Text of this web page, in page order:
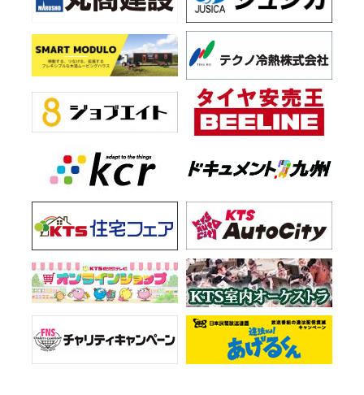
昆虫ナイトワンダーランド
時間：午前9時～午後5時
問合せ：096－351－1140
2026年7月18日～2026年11月8日
上野原縄文の森第76回企画展 新発見！かごしまの遺跡2026～発
掘調査速報展～
時間：午前9時～午後5時
問合せ：0995-48-5701
2026年7月20日～2026年8月31日
ハトの日かごしま
場所：鹿児島市内図書館など
問合せ：090－5507－7579
2026年7月21日～2026年9月18日
令和8年度 トンボロ芸術村・ふれあい交流事業
場所：薩摩川内市甑島振興局等
問合せ：0996-22-2267